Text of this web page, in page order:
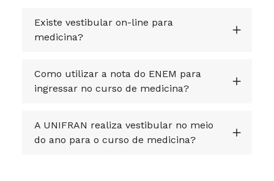
Existe vestibular on-line para
medicina?
Como utilizar a nota do ENEM para
ingressar no curso de medicina?
A UNIFRAN realiza vestibular no meio
do ano para o curso de medicina?